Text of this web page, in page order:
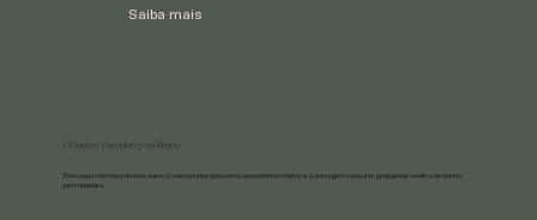
Saiba mais
Oclusões Vasculares da Retina
Em casos com risco de neovasos, o laser previne glaucoma secundário e melhora a drenagem vascular, protegendo a retina de danos
permanentes.